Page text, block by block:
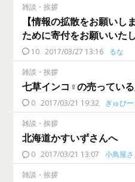
雑談・挨拶
【情報の拡散をお願いし
ために寄付をお願いいた
10 2017/03/27 13:16 るな
雑談・挨拶
七草インコ♀の売ってい
0 2017/03/21 19:32 ぎゅぴ
雑談・挨拶
北海道かすいずさんへ
0 2017/03/21 13:07 小鳥屋さ
雑談・挨拶